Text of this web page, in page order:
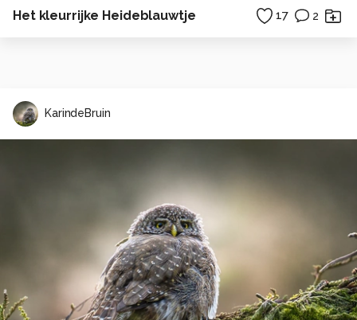
Het kleurrijke Heideblauwtje 17 2
KarindeBruin